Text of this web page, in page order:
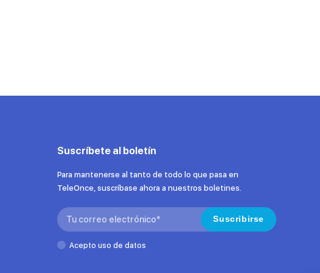
Suscríbete al boletín
Para mantenerse al tanto de todo lo que pasa en
TeleOnce, suscríbase ahora a nuestros boletines.
Search: Suscribirse
Acepto uso de datos